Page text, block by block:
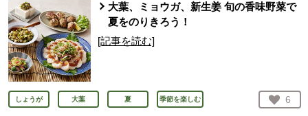
大葉、ミョウガ、新生姜 旬の香味野菜で
夏をのりきろう！
[記事を読む]
しょうが 大葉 夏 季節を楽しむ お気
6
人